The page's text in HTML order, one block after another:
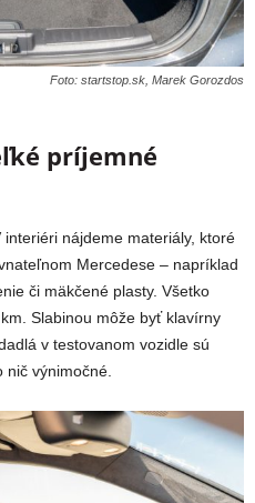
Foto: startstop.sk, Marek Gorozdos
príjemné
nájdeme materiály, ktoré
Mercedese – napríklad
či mäkčené plasty. Všetko
Slabinou môže byť klavírny
v testovanom vozidle sú
nič výnimočné.